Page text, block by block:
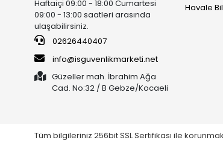
Haftaiçi 09:00 - 18:00 Cumartesi
09:00 - 13:00 saatleri arasında
ulaşabilirsiniz.
02626440407
info@isguvenlikmarketi.net
Güzeller mah. İbrahim Ağa
Cad. No:32 / B Gebze/Kocaeli
Havale
Tüm bilgileriniz 256bit SSL Sertifikası ile